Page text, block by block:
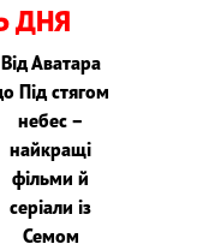
ДНЯ
Від Аватара
Під стягом
небес –
найкращі
фільми й
серіали із
Семом